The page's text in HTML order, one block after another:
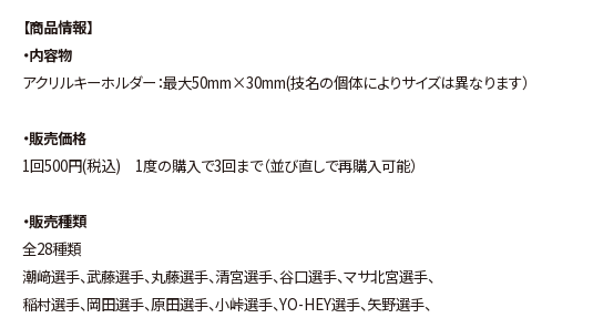
【商品情報】
・内容物
アクリルキーホルダー：最大50mm×30mm(技名の個体によりサイズは異なります）
・販売価格
1回500円(税込) 1度の購入で3回まで（並び直しで再購入可能）
・販売種類
全28種類
潮﨑選手、武藤選手、丸藤選手、清宮選手、谷口選手、マサ北宮選手、
稲村選手、岡田選手、原田選手、小峠選手、YO-HEY選手、矢野選手、